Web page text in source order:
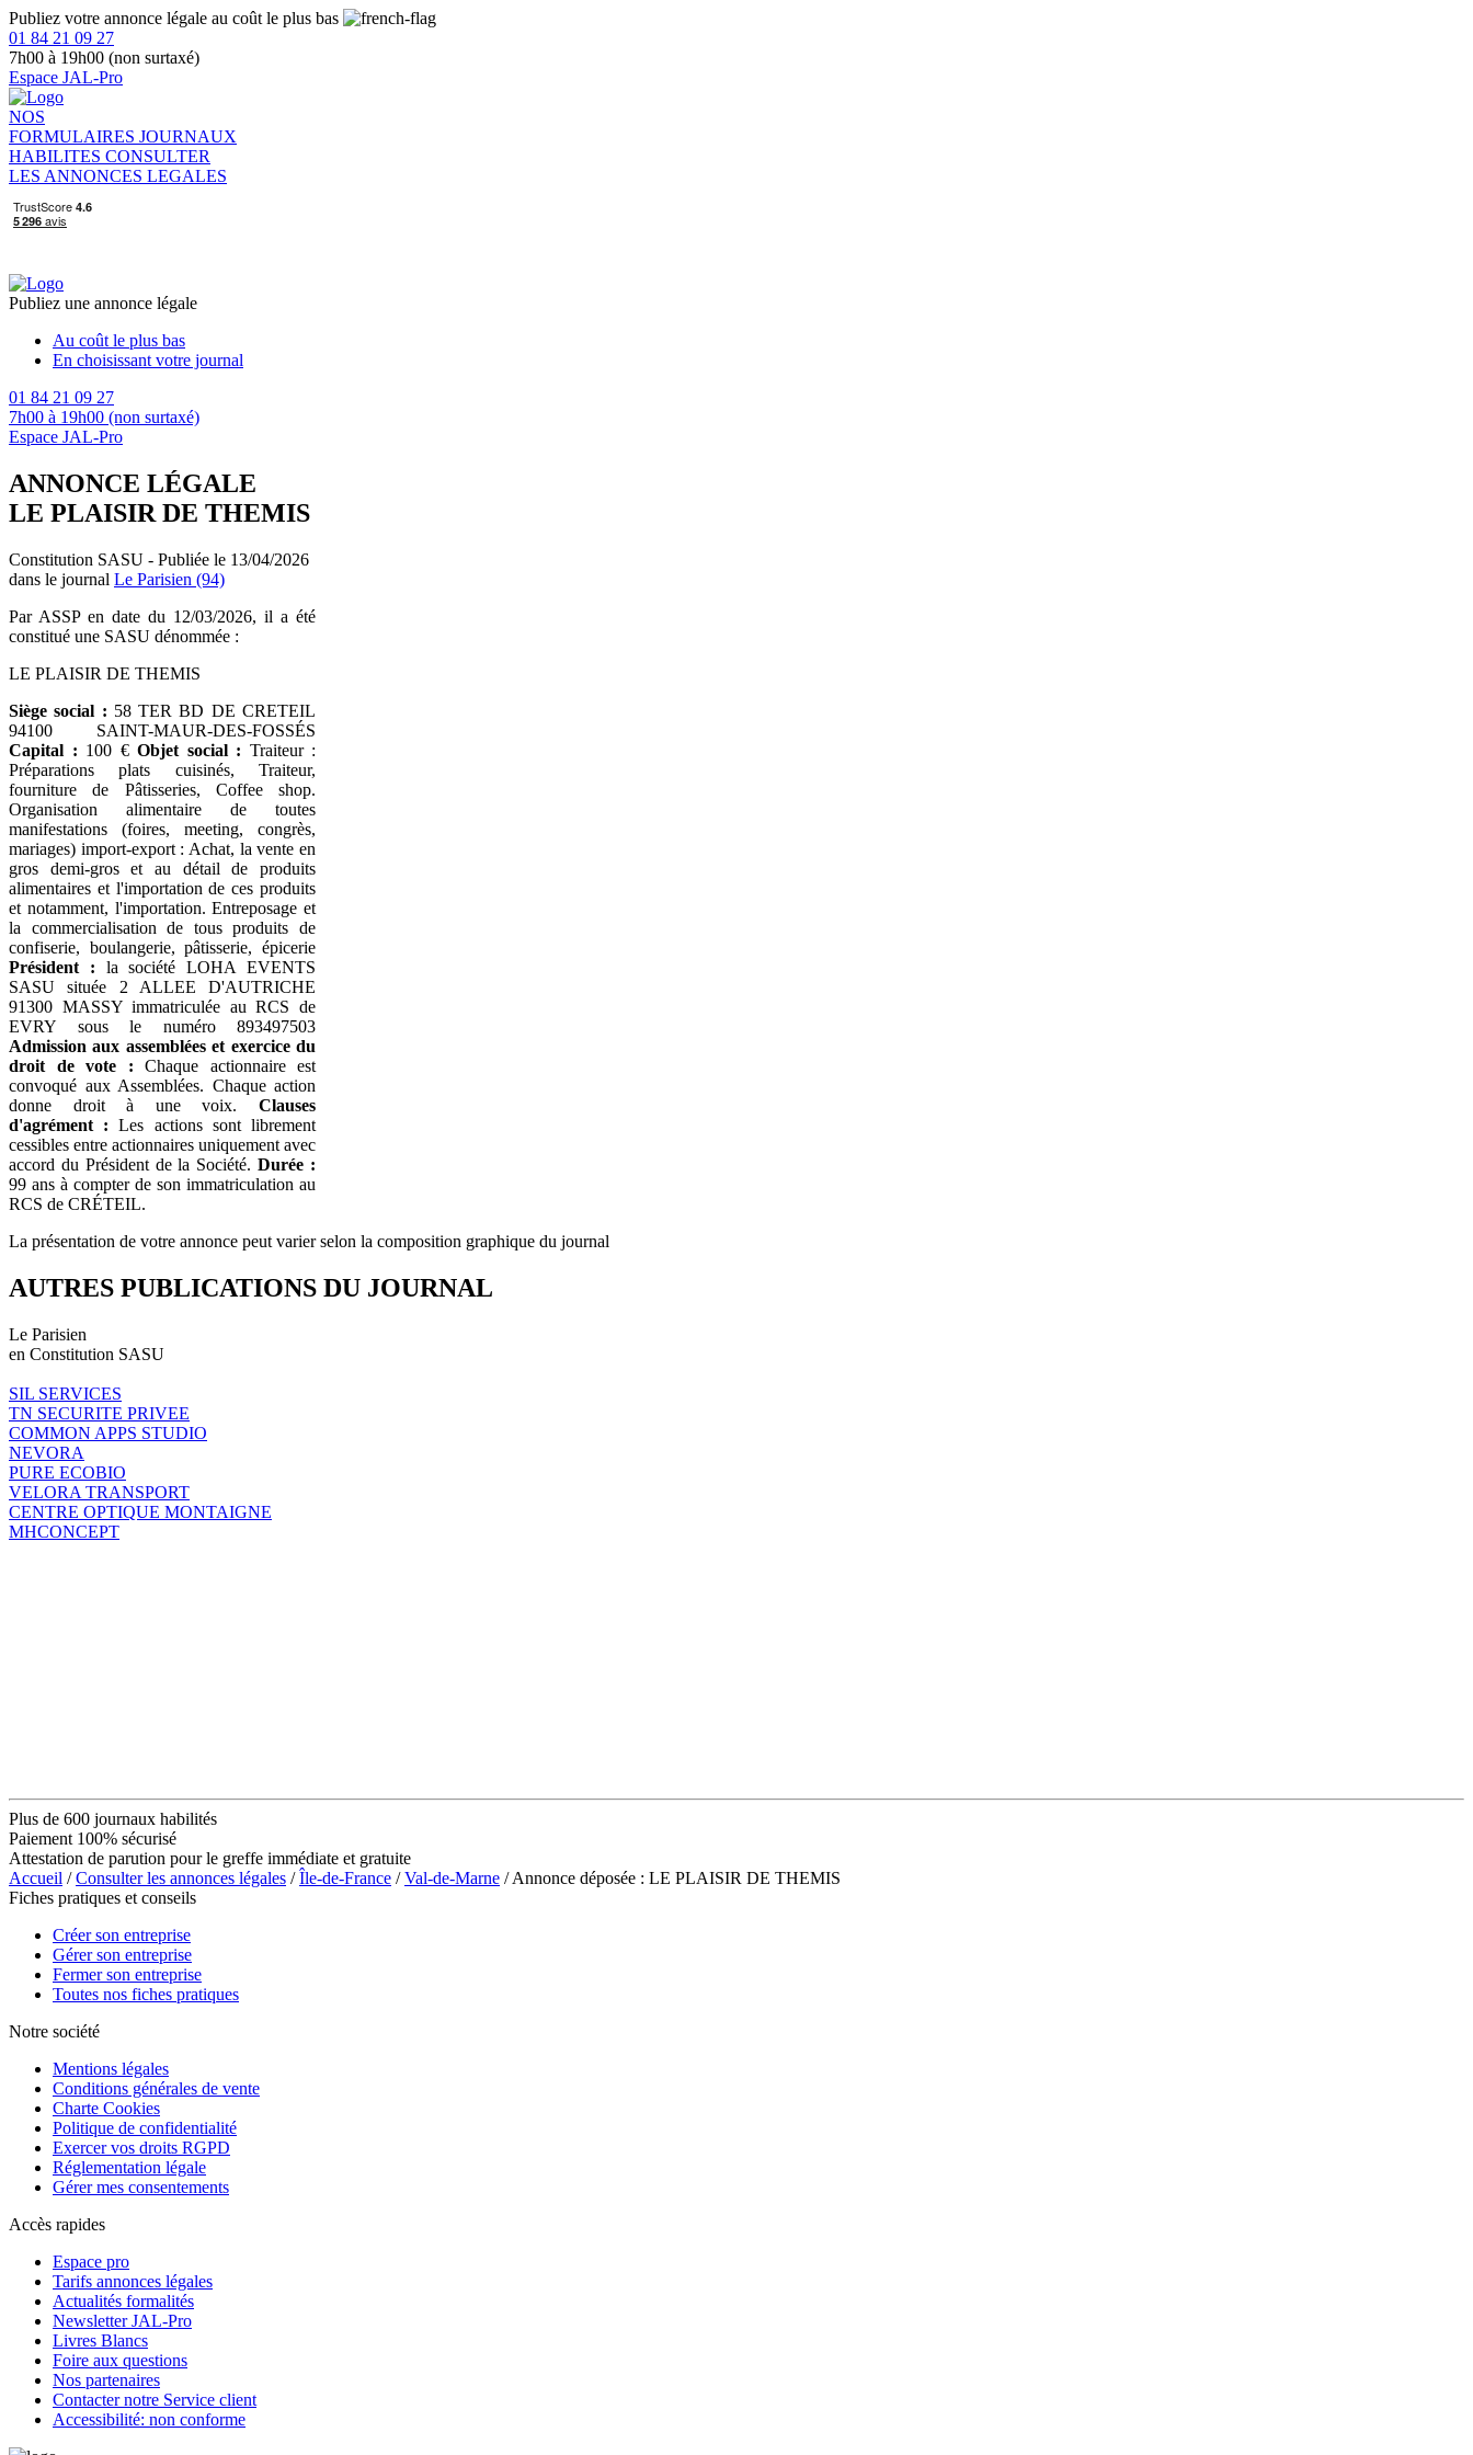
Publiez votre annonce légale au coût le plus bas
01 84 21 09 27
7h00 à 19h00 (non surtaxé)
Espace JAL-Pro
NOS
FORMULAIRES JOURNAUX
HABILITES CONSULTER
LES ANNONCES LEGALES
Publiez une annonce légale
Au coût le plus bas
En choisissant votre journal
01 84 21 09 27
7h00 à 19h00 (non surtaxé)
Espace JAL-Pro
ANNONCE LÉGALE
LE PLAISIR DE THEMIS
Constitution SASU - Publiée le 13/04/2026
dans le journal Le Parisien (94)
Par ASSP en date du 12/03/2026, il a été
constitué une SASU dénommée :
LE PLAISIR DE THEMIS
Siège social : 58 TER BD DE CRETEIL
94100 SAINT-MAUR-DES-FOSSÉS
Capital : 100 € Objet social : Traiteur :
Préparations plats cuisinés, Traiteur,
fourniture de Pâtisseries, Coffee shop.
Organisation alimentaire de toutes
manifestations (foires, meeting, congrès,
mariages) import-export : Achat, la vente en
gros demi-gros et au détail de produits
alimentaires et l'importation de ces produits
et notamment, l'importation. Entreposage et
la commercialisation de tous produits de
confiserie, boulangerie, pâtisserie, épicerie
Président : la société LOHA EVENTS
SASU située 2 ALLEE D'AUTRICHE
91300 MASSY immatriculée au RCS de
EVRY sous le numéro 893497503
Admission aux assemblées et exercice du
droit de vote : Chaque actionnaire est
convoqué aux Assemblées. Chaque action
donne droit à une voix. Clauses
d'agrément : Les actions sont librement
cessibles entre actionnaires uniquement avec
accord du Président de la Société.Durée :
99 ans à compter de son immatriculation au
RCS de CRÉTEIL.
La présentation de votre annonce peut varier selon la composition graphique du journal
AUTRES PUBLICATIONS DU JOURNAL
Le Parisien
en Constitution SASU
SIL SERVICES
TN SECURITE PRIVEE
COMMON APPS STUDIO
NEVORA
PURE ECOBIO
VELORA TRANSPORT
CENTRE OPTIQUE MONTAIGNE
MHCONCEPT
Plus de 600 journaux habilités
Paiement 100% sécurisé
Attestation de parution pour le greffe immédiate et gratuite
Accueil /Consulter les annonces légales /Île-de-France /Val-de-Marne / Annonce déposée : LE PLAISIR DE THEMIS
Fiches pratiques et conseils
Créer son entreprise
Gérer son entreprise
Fermer son entreprise
Toutes nos fiches pratiques
Notre société
Mentions légales
Conditions générales de vente
Charte Cookies
Politique de confidentialité
Exercer vos droits RGPD
Réglementation légale
Gérer mes consentements
Accès rapides
Espace pro
Tarifs annonces légales
Actualités formalités
Newsletter JAL-Pro
Livres Blancs
Foire aux questions
Nos partenaires
Contacter notre Service client
Accessibilité: non conforme